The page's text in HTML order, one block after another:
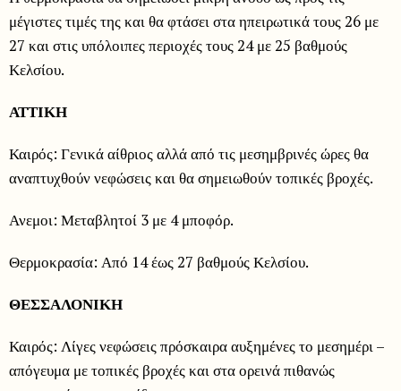
μέγιστες τιμές της και θα φτάσει στα ηπειρωτικά τους 26 με
27 και στις υπόλοιπες περιοχές τους 24 με 25 βαθμούς
Κελσίου.
ΑΤΤΙΚΗ
Καιρός: Γενικά αίθριος αλλά από τις μεσημβρινές ώρες θα
αναπτυχθούν νεφώσεις και θα σημειωθούν τοπικές βροχές.
Ανεμοι: Μεταβλητοί 3 με 4 μποφόρ.
Θερμοκρασία: Από 14 έως 27 βαθμούς Κελσίου.
ΘΕΣΣΑΛΟΝΙΚΗ
Καιρός: Λίγες νεφώσεις πρόσκαιρα αυξημένες το μεσημέρι –
απόγευμα με τοπικές βροχές και στα ορεινά πιθανώς